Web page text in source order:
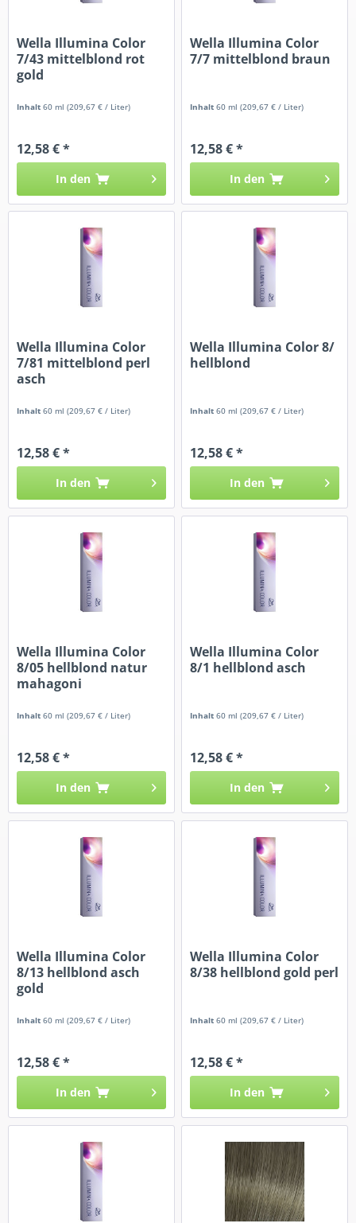
Wella Illumina Color
7/43 mittelblond rot
gold
Inhalt60 ml(209,67 € / Liter)
12,58 € *
In den
Wella Illumina Color
7/7 mittelblond braun
Inhalt60 ml(209,67 € / Liter)
12,58 € *
In den
Wella Illumina Color
7/81 mittelblond perl
asch
Inhalt60 ml(209,67 € / Liter)
12,58 € *
In den
Wella Illumina Color 8/
hellblond
Inhalt60 ml(209,67 € / Liter)
12,58 € *
In den
Wella Illumina Color
8/05 hellblond natur
mahagoni
Inhalt60 ml(209,67 € / Liter)
12,58 € *
In den
Wella Illumina Color
8/1 hellblond asch
Inhalt60 ml(209,67 € / Liter)
12,58 € *
In den
Wella Illumina Color
8/13 hellblond asch
gold
Inhalt60 ml(209,67 € / Liter)
12,58 € *
In den
Wella Illumina Color
8/38 hellblond gold perl
Inhalt60 ml(209,67 € / Liter)
12,58 € *
In den